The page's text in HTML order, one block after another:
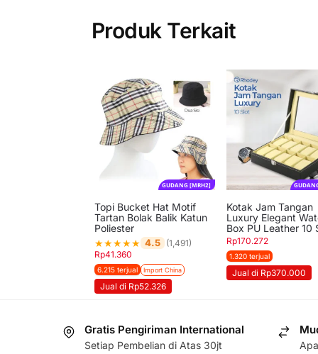
Produk Terkait
GUDANG [MRH2]
Topi Bucket Hat Motif
Tartan Bolak Balik Katun
Poliester
★★★★★ 4.5
(1,491)
Rp41.360
6.215 terjual Import China
Jual di Rp52.326
Kotak Jam Tangan
Luxury Elegant
Box PU Leather 10
Rp170.272
1.320 terjual
Jual di Rp370.000
Gratis Pengiriman International
Setiap Pembelian di Atas 30jt